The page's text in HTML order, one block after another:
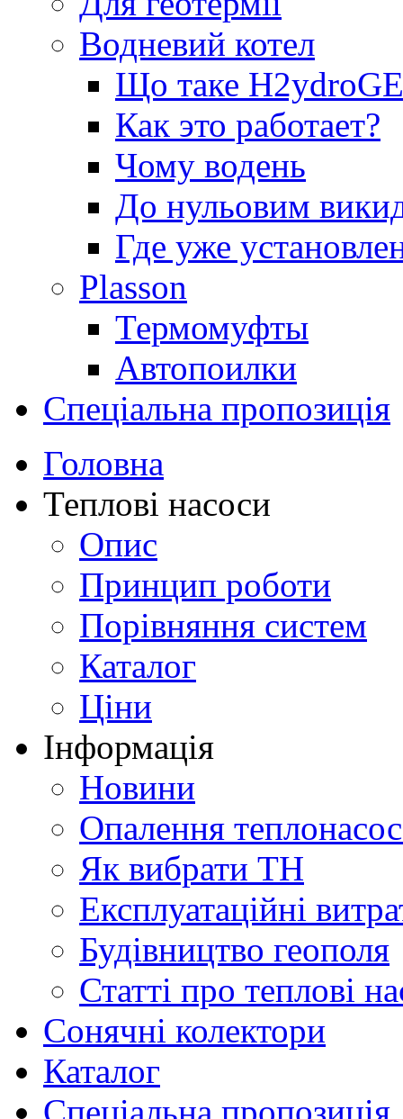
Водневий котел
Що таке
Как это работает?
Чому водень
До нульовим
Где уже
Plasson
Термомуфты
Автопоилки
Спеціальна пропозиція
Головна
Теплові насоси
Опис
Принцип роботи
Порівняння систем
Каталог
Ціни
Інформація
Новини
Опалення
Як вибрати ТН
Експлуатаційні
Будівництво геополя
Статті про теплові
Сонячні колектори
Каталог